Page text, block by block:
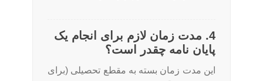
4. مدت زمان لازم برای انجام یک
پایان نامه چقدر است؟
این مدت زمان بسته به مقطع تحصیلی (برای